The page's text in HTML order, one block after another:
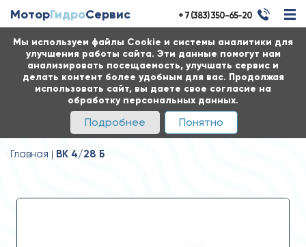
Мы используем файлы Cookie и системы аналитики для
улучшения работы сайта. Эти данные помогут нам
анализировать посещаемость, улучшать сервис и
делать контент более удобным для вас. Продолжая
использовать сайт, вы даете свое согласие на
обработку персональных данных.
Подробнее Понятно
МоторГидроСервис + 7 (383) 350-65-20
Главная ВК 4/28 Б